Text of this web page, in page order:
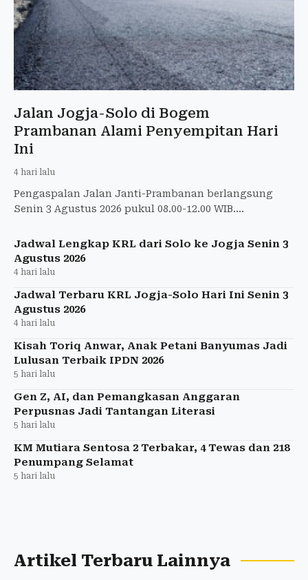
Jalan Jogja-Solo di Bogem
Prambanan Alami Penyempitan Hari
Ini
4 hari lalu
Pengaspalan Jalan Janti-Prambanan berlangsung
Senin 3 Agustus 2026 pukul 08.00-12.00 WIB.
Jadwal Lengkap KRL dari Solo ke Jogja Senin 3
Agustus 2026
4 hari lalu
Jadwal Terbaru KRL Jogja-Solo Hari Ini Senin 3
Agustus 2026
4 hari lalu
Kisah Toriq Anwar, Anak Petani Banyumas Jadi
Lulusan Terbaik IPDN 2026
5 hari lalu
Gen Z, AI, dan Pemangkasan Anggaran
Perpusnas Jadi Tantangan Literasi
5 hari lalu
KM Mutiara Sentosa 2 Terbakar, 4 Tewas dan 218
Penumpang Selamat
5 hari lalu
Artikel Terbaru Lainnya